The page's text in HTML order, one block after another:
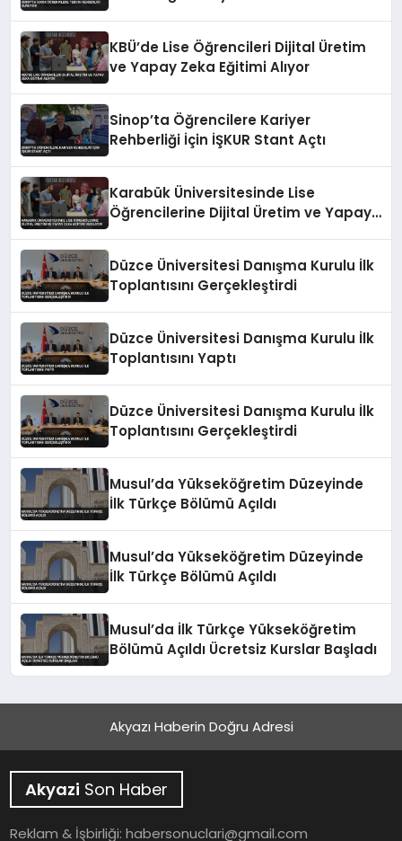
KBÜ’de Lise Öğrencileri Dijital Üretim
ve Yapay Zeka Eğitimi Alıyor
Sinop’ta Öğrencilere Kariyer
Rehberliği İçin İŞKUR Stant Açtı
Karabük Üniversitesinde Lise
Öğrencilerine Dijital Üretim ve Yapay
Düzce Üniversitesi Danışma Kurulu İlk
Toplantısını Gerçekleştirdi
Düzce Üniversitesi Danışma Kurulu İlk
Toplantısını Yaptı
Düzce Üniversitesi Danışma Kurulu İlk
Toplantısını Gerçekleştirdi
Musul’da Yükseköğretim Düzeyinde
İlk Türkçe Bölümü Açıldı
Musul’da Yükseköğretim Düzeyinde
İlk Türkçe Bölümü Açıldı
Musul’da İlk Türkçe Yükseköğretim
Bölümü Açıldı Ücretsiz Kurslar Başladı
Akyazı Haberin Doğru Adresi
Akyazi Son Haber
Reklam & İşbirliği:habersonuclari@gmail.com